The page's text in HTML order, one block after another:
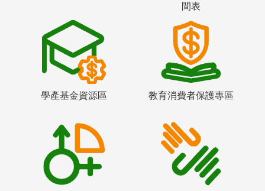
間表
學產基金資源區 教育消費者保護專區